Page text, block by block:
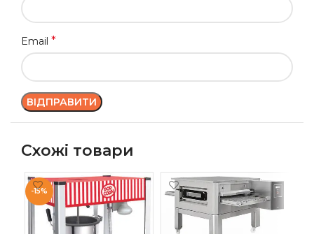
Email *
Схожі товари
-15%